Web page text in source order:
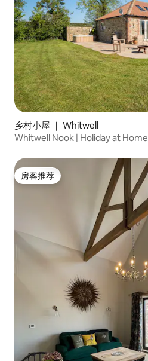
乡村小屋 ｜ Whitwell
Whitwell Nook | Holiday at Home
房客推荐
房客推荐